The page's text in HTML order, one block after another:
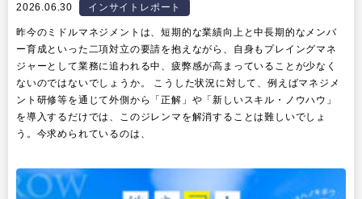
2026.06.30 インサイトレポート
昨今のミドルマネジメントは、短期的な業績向上と中長期的なメンバ
ー育成といった二項対立の要請を抱えながら、自身もプレイングマネ
ジャーとして業務に追われる中、疲弊感が高まっていることが少なく
ないのではないでしょうか。 こうした状況に対して、例えばマネジメ
ント研修等を通じて外側から「正解」や「新しいスキル・ノウハウ」
を導入するだけでは、このジレンマを解消することは難しいでしょ
う。今求められているのは、